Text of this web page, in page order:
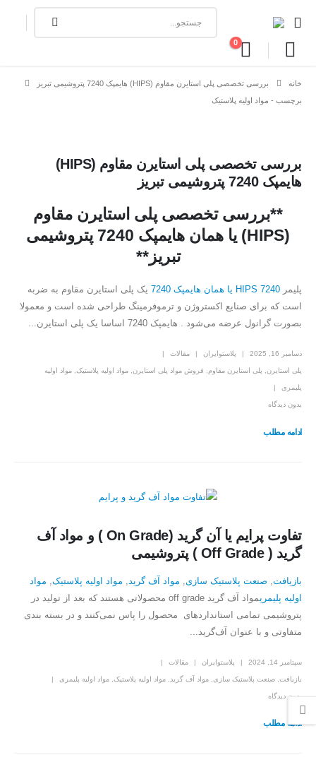
0
خانه
بررسی تخصصی پلی استایرن مقاوم (HIPS) هایمپک 7240 پتروشیمی تبریز
برچسب - مواد اولیه پلاستیک
بررسی تخصصی پلی استایرن مقاوم (HIPS)
هایمپک 7240 پتروشیمی تبریز
**بررسی تخصصی پلی استایرن مقاوم
(HIPS) یا همان هایمپک 7240 پتروشیمی
تبریز**
پلیمر HIPS 7240 یا همان هایمپک 7240
یک پلی استایرن مقاوم به ضربه
است که برای صنایع اکستروژن و ترموفرمینگ طراحی شده است و معمولا
بصورت گرانول عرضه می‌شود . هایمپک 7240 اساسا یک پلی استایرن...
دسامبر 16, 2025 پلاستوایران مقالات
پلی استایرن پلی استایرن مقاوم فروش مواد پلی استایرن مواد اولیه پلاستیک مواد اولیه
پلیمری
بدون دیدگاه
ادامه مطلب
تفاوت پرایم یا آن گرید (On Grade ) و مواد آف
گرید ( Off Grade ) پتروشیمی
بازیافت, صنعت پلاستیک سازی, مواد آف گرید, مواد اولیه پلاستیک, مواد
اولیه پلیمری
مواد آف گرید off grade محصولاتی هستند که بعد از تولید در
پتروشیمی تمامی استانداردهای محصول را پاس نمی‌کنند و در بسته بندی
متفاوتی و با عنوان آف‌گرید...
سپتامبر 14, 2024 پلاستوایران مقالات
بازیافت صنعت پلاستیک سازی مواد آف گرید مواد اولیه پلاستیک مواد اولیه پلیمری
بدون دیدگاه
ادامه مطلب